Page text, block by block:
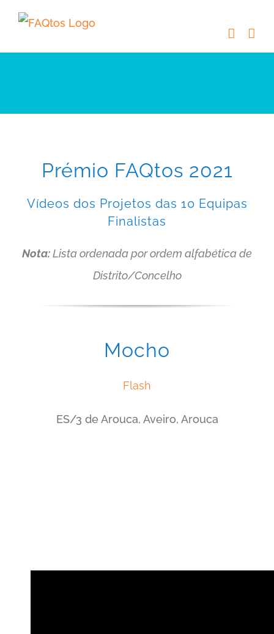
Skip
content
Prémio FAQtos 2021
Vídeos dos Projetos das 10 Equipas
Finalistas
Nota:Lista ordenada por ordem alfabética de
Distrito/Concelho
Mocho
Flash
ES/3 de Arouca, Aveiro, Arouca